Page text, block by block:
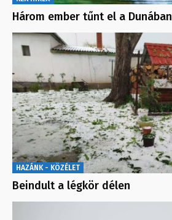
Három ember tűnt el a Dunában
HAZÁNK - KÖZÉLET
Beindult a légkör délen